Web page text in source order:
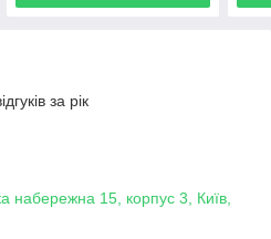
за рік
набережна 15, корпус 3, Київ,